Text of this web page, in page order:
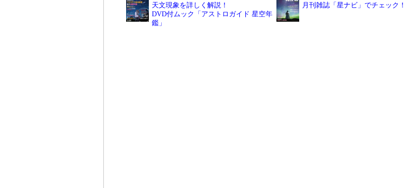
天文現象を詳しく解説！
DVD付ムック「アストロガイド 星空年
鑑」
月刊雑誌「星ナビ」でチェック！